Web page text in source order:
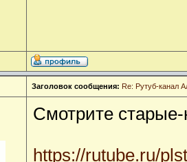
Заголовок сообщения: Re: Рутуб-канал
Смотрите
https://rutube.ru/